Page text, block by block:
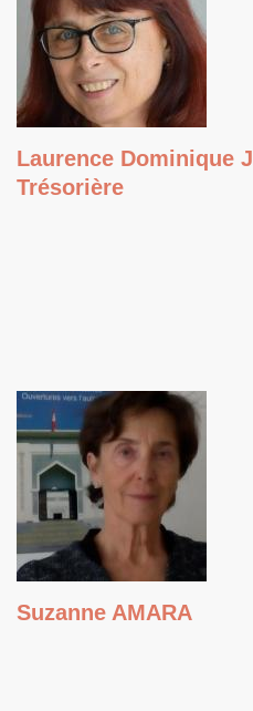
Laurence Dominique
Trésorière
Suzanne AMARA